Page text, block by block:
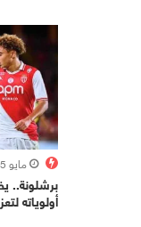
مايو 25, 2025
برشلونة..
أولوياته